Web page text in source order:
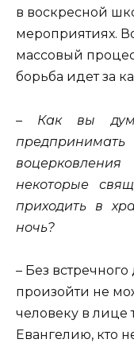
в воскресной
мероприятиях.
массовый
борьба идет за
– Как вы
некоторые
приходить в
ночь?
– Без
произойти не
человеку в лице
Евангелию, кто